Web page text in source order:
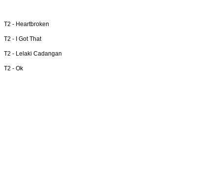
T2 - Heartbroken
T2 - I Got That
T2 - Lelaki Cadangan
T2 - Ok